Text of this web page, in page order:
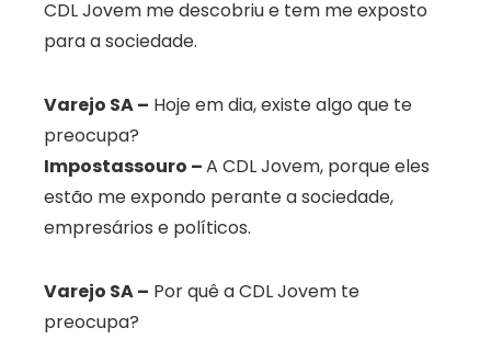
CDL Jovem me descobriu e tem me exposto
para a sociedade.
Varejo SA – Hoje em dia, existe algo que te
preocupa?
Impostassouro –A CDL Jovem, porque eles
estão me expondo perante a sociedade,
empresários e políticos.
Varejo SA – Por quê a CDL Jovem te
preocupa?